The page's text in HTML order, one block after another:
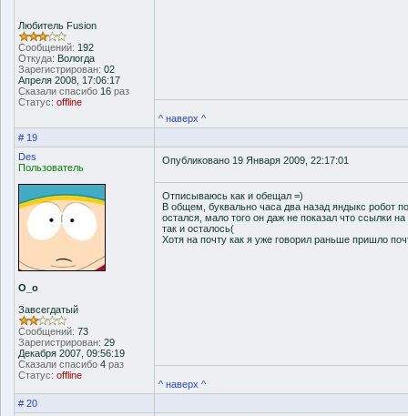
Любитель Fusion
Сообщений: 192
Откуда: Вологда
Зарегистрирован: 02
Апреля 2008, 17:06:17
Сказали спасибо 16 раз
Статус: offline
^ наверх ^
# 19
Des
Пользователь
О_о
Завсегдатый
Сообщений: 73
Зарегистрирован: 29
Декабря 2007, 09:56:19
Сказали спасибо 4 раз
Статус: offline
Опубликовано 19 Января 2009, 22:17:01
Отписываюсь как и обещал =)
В общем, буквально часа два назад яндыкс робот
остался, мало того он даж не показал что ссылки
так и осталось(
Хотя на почту как я уже говорил раньше пришло
^ наверх ^
# 20